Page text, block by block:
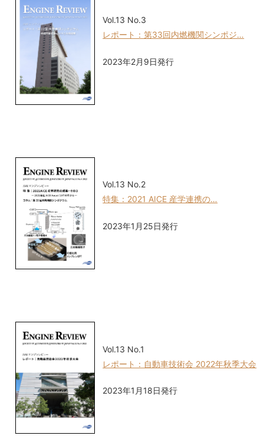
Vol.13 No.3
レポート：第33回内燃機関シンポジ…
2023年2月9日発行
Vol.13 No.2
特集：2021 AICE 産学連携の…
2023年1月25日発行
Vol.13 No.1
レポート：自動車技術会 2022年秋季大会
2023年1月18日発行